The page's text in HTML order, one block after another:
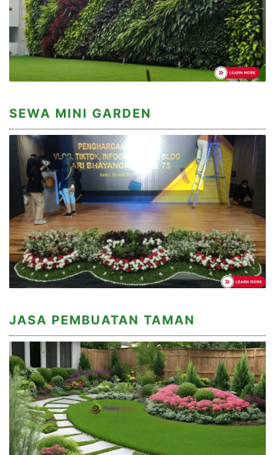
SEWA MINI GARDEN
JASA PEMBUATAN TAMAN